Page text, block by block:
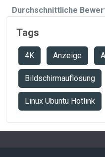
Durchschnittliche
Tags
4K Anzeige
Bildschirmauflösung
Linux Ubuntu Hotlink